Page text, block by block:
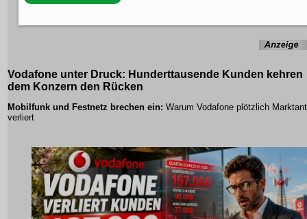
Vodafone unter Druck: Hunderttausende Kunden kehren
dem Konzern den Rücken
Mobilfunk und Festnetz brechen ein: Warum Vodafone plötzlich
verliert